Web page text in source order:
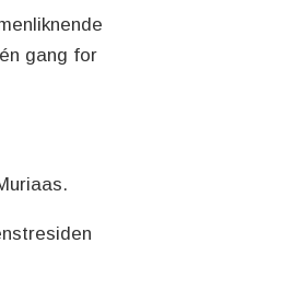
gang for